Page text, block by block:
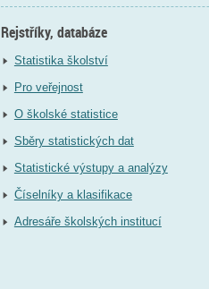
Rejstříky, databáze
Statistika školství
Pro veřejnost
O školské statistice
Sběry statistických dat
Statistické výstupy a analýzy
Číselníky a klasifikace
Adresáře školských institucí